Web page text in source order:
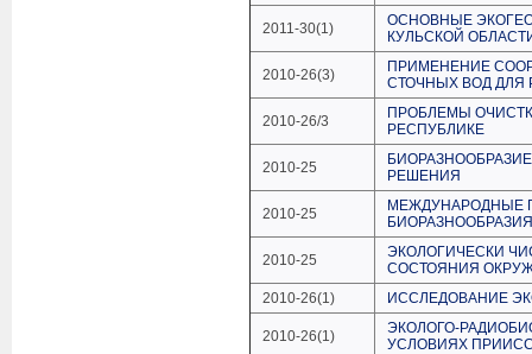
2011-30(1)
ОСНОВНЫЕ
КУЛЬСКОЙ
2010-26(3)
ПРИМЕНЕНИЕ
СТОЧНЫХ ВОД ДЛЯ
2010-26/3
ПРОБЛЕМЫ
РЕСПУБЛИКЕ
2010-25
РЕШЕНИЯ
2010-25
МЕЖДУНАРОДНЫЕ
БИОРАЗНООБРАЗИЯ
2010-25
ЭКОЛОГИЧЕСКИ
СОСТОЯНИЯ
2010-26(1)
ИССЛЕДОВАНИЕ
2010-26(1)
ЭКОЛОГО-
УСЛОВИЯХ